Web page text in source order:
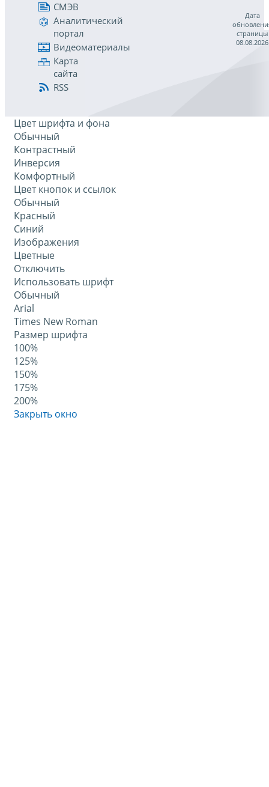
СМЭВ
Аналитический
портал
Видеоматериалы
Карта
сайта
RSS
Дата
страницы
08.08.2026
Цвет шрифта и фона
Обычный
Контрастный
Инверсия
Комфортный
Цвет кнопок и ссылок
Обычный
Красный
Синий
Изображения
Цветные
Отключить
Использовать шрифт
Обычный
Arial
Times New Roman
Размер шрифта
100%
125%
150%
175%
200%
Закрыть окно